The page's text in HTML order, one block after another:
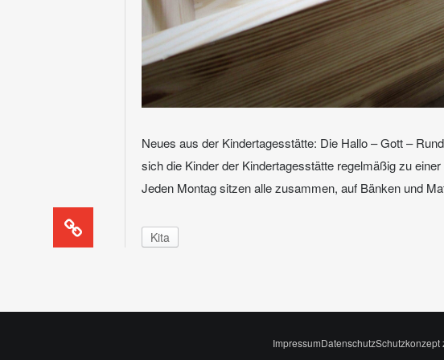
Neues aus der Kindertagesstätte: Die Hallo – Gott –
sich die Kinder der Kindertagesstätte regelmäßig zu
Jeden Montag sitzen alle zusammen, auf Bänken und
Kita
ImpressumDatenschutzSchutzkonzept